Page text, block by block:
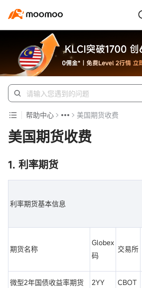
帮助中心 美国期货收费
美国期货收费
1. 利率期货
利率期货基本信息
期货名称
Globex
码
交易所
微型2年国债收益率期货 2YY CBOT